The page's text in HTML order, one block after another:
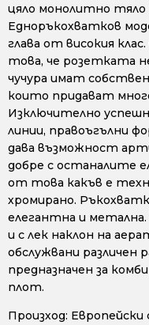
цяло монолитно тяло
Едноръкохватков
глава от високия
това, че розетката
чучура имат
които придават
Изключително
линии, правоъгълни
дава възможност
добре с останалите
от това какъв е
хромирано.
елегантна и
и с лек наклон на
обслужвани различен
предназначен за
плот.
Произход: Европейски